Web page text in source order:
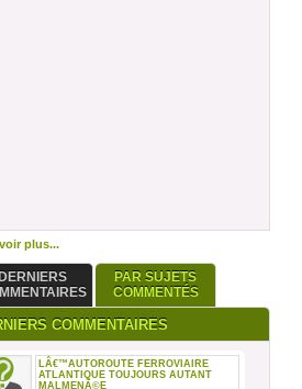
plus...
DERNIERS
PAR SUJETS
COMMENTÉS
COMMENTAIRES
LÂ€™AUTOROUTE FERROVIAIRE
ATLANTIQUE TOUJOURS AUTANT
MALMENÃ©E